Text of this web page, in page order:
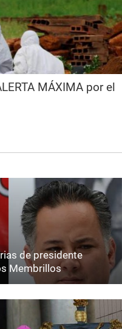
MÁXIMA por el
de presidente
Membrillos